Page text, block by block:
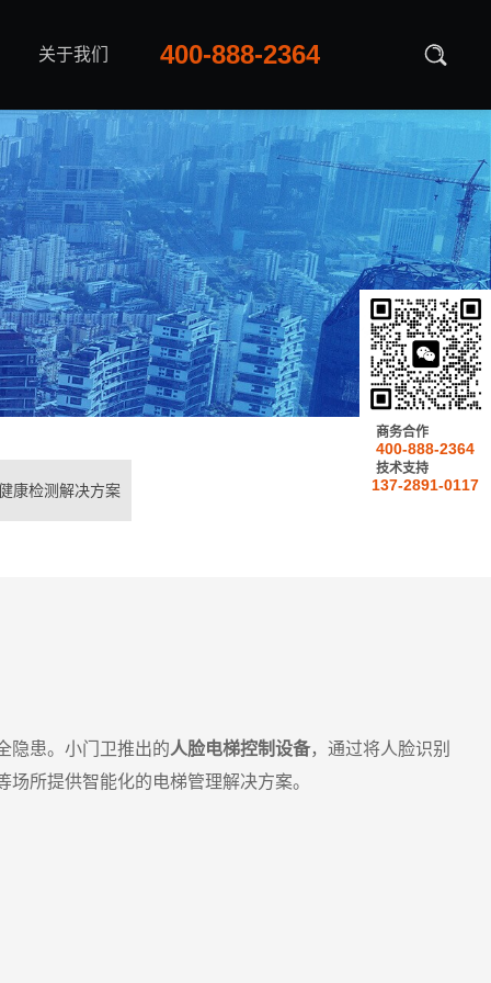
关于我们 400-888-2364
商务合作
400-888-2364
技术支持
137-2891-0117
康检测解决方案
隐患。小门卫推出的人脸电梯控制设备，通过将人脸识别
所提供智能化的电梯管理解决方案。